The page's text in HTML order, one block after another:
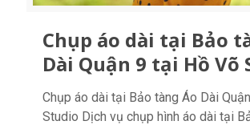
Chụp áo dài tại Bảo
Dài Quận 9 tại Hồ Võ
Chụp áo dài tại Bảo tàng Áo Dài
Studio Dịch vụ chụp hình áo dài tại